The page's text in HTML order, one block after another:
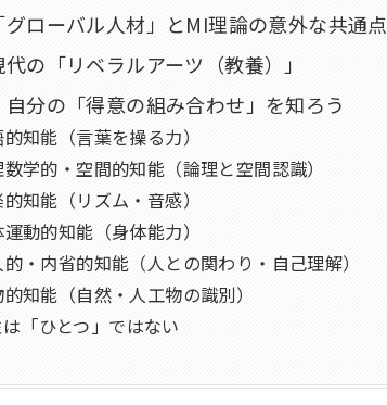
グローバル人材」とMI理論の意外な共通点
の「リベラルアーツ（教養）」
分の「得意の組み合わせ」を知ろう
知能（言葉を操る力）
学的・空間的知能（論理と空間認識）
知能（リズム・音感）
動的知能（身体能力）
・内省的知能（人との関わり・自己理解）
知能（自然・人工物の識別）
「ひとつ」ではない